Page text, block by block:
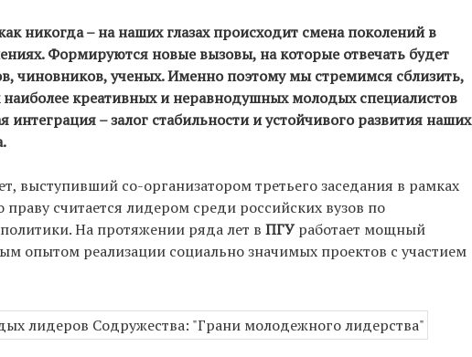
никогда – на наших глазах происходит смена поколений в
Формируются новые вызовы, на которые отвечать будет
чиновников, ученых. Именно поэтому мы стремимся сблизить,
креативных и неравнодушных молодых специалистов
интеграция – залог стабильности и устойчивого развития наших
выступивший со-организатором третьего заседания в рамках
считается лидером среди российских вузов по
На протяжении ряда лет в ПГУработает мощный
опытом реализации социально значимых проектов с участием